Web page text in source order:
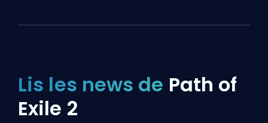
Lis les news de Path of
Exile 2